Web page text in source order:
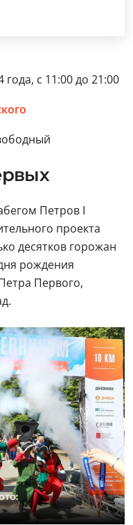
года, с 11:00 до 21:00
Петров I
проекта
десятков горожан
рождения
Первого,